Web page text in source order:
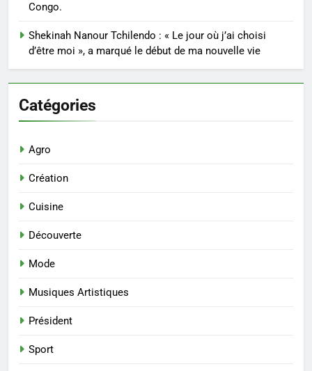
Congo.
Shekinah Nanour Tchilendo : « Le jour où j’ai choisi
d’être moi », a marqué le début de ma nouvelle vie
Catégories
Agro
Création
Cuisine
Découverte
Mode
Musiques Artistiques
Président
Sport